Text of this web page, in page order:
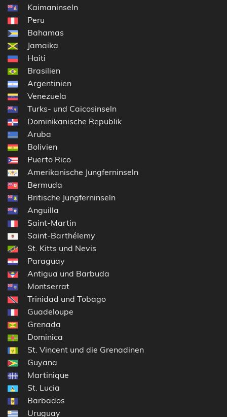
Kaimaninseln
Peru
Bahamas
Jamaika
Haiti
Brasilien
Argentinien
Venezuela
Turks- und Caicosinseln
Dominikanische Republik
Aruba
Bolivien
Puerto Rico
Amerikanische Jungferninseln
Bermuda
Britische Jungferninseln
Anguilla
Saint-Martin
Saint-Barthélemy
St. Kitts und Nevis
Paraguay
Antigua und Barbuda
Montserrat
Trinidad und Tobago
Guadeloupe
Grenada
Dominica
St. Vincent und die Grenadinen
Guyana
Martinique
St. Lucia
Barbados
Uruguay